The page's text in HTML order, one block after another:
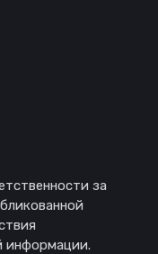
за
информации.